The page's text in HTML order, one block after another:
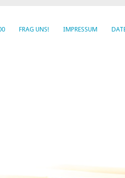
FRAG UNS! IMPRESSUM